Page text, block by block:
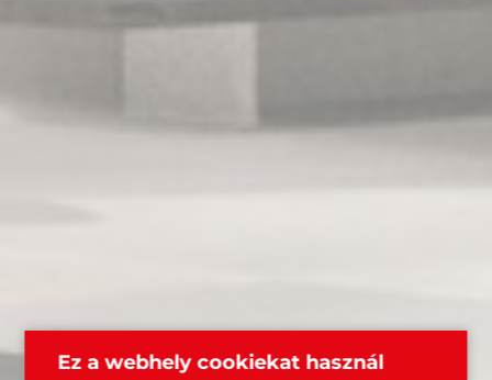
Ez a webhely cookiekat használ